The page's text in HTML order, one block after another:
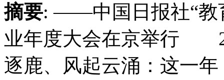
摘要: ——中国日报社“教
业年度大会在京举行
逐鹿、风起云涌：这一